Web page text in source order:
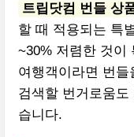
트립닷컴 번들 상
할 때 적용되는 특
~30% 저렴한 것이
여행객이라면 번
검색할 번거로움
습니다.